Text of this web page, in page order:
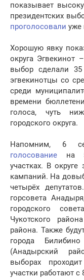
показывает
президентских
проголосовали уже
Хорошую явку
округа Эгвекинот
выбор сделали 35
эгвекинотцы со
среди
времени
голоса, чуть
городского округа.
Напомним, 6
голосование на
участках. В
кампаний. На
четырёх
горсовета
городского
Чукотского
района. Также
города
(Анадырский
выборах
участки работают с